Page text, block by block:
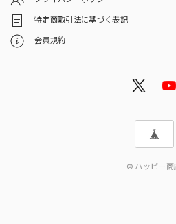
特定商取引法に基づく表記
会員規約
© ハッピー商